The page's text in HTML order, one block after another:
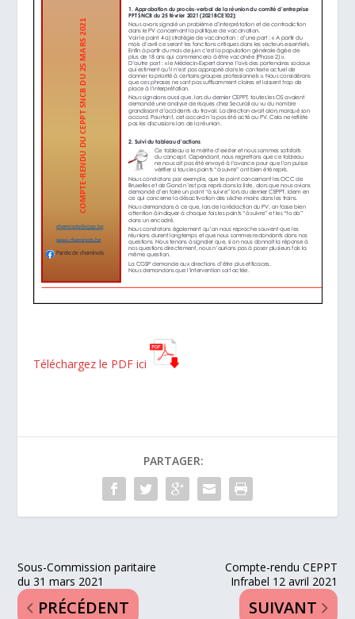
Téléchargez le PDF ici
PARTAGER:
Sous-Commission paritaire
du 31 mars 2021
PRÉCÉDENT
Compte-rendu CEPPT
Infrabel 12 avril 2021
SUIVANT